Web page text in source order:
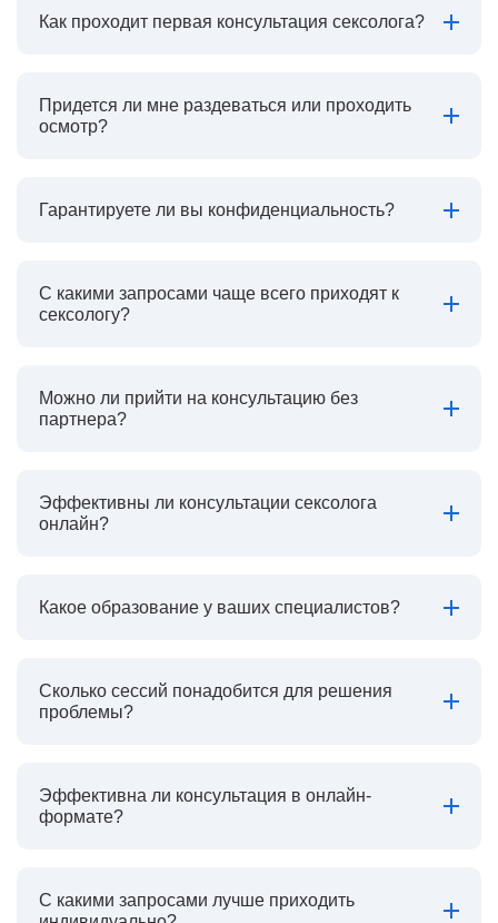
Как проходит первая консультация сексолога?
Придется ли мне раздеваться или проходить
осмотр?
Гарантируете ли вы конфиденциальность?
С какими запросами чаще всего приходят к
сексологу?
Можно ли прийти на консультацию без
партнера?
Эффективны ли консультации сексолога
онлайн?
Какое образование у ваших специалистов?
Сколько сессий понадобится для решения
проблемы?
Эффективна ли консультация в онлайн-
формате?
С какими запросами лучше приходить